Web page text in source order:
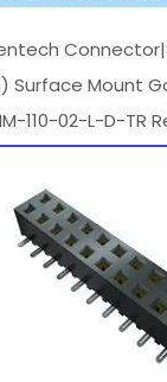
Mount
110-02-L-D-TR